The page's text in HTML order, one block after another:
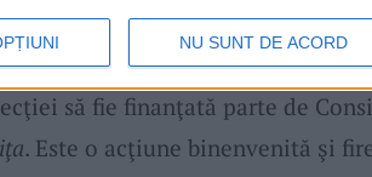
NU SUNT DE ACORD
că SJU deserveşte atât
întregului judeţ, este firesc
să fie finanţată parte de
. Este o acţiune binenvenită şi